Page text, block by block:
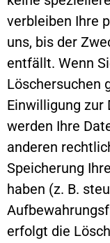
verbleiben Ihre
uns, bis der
entfällt. Wenn
Löschersuchen
Einwilligung zur
werden Ihre
anderen
Speicherung
haben (z. B.
erfolgt die